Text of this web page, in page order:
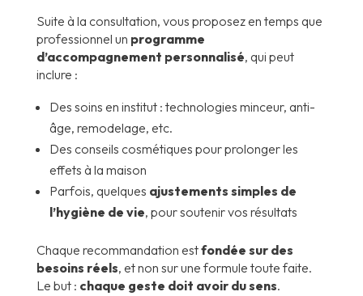
Suite à la consultation, vous proposez en temps que
professionnel un programme
d’accompagnement personnalisé, qui peut
inclure :
Des soins en institut : technologies minceur, anti-
âge, remodelage, etc.
Des conseils cosmétiques pour prolonger les
effets à la maison
Parfois, quelques ajustements simples de
l’hygiène de vie, pour soutenir vos résultats
Chaque recommandation estfondée sur des
besoins réels, et non sur une formule toute faite.
Le but : chaque geste doit avoir du sens.